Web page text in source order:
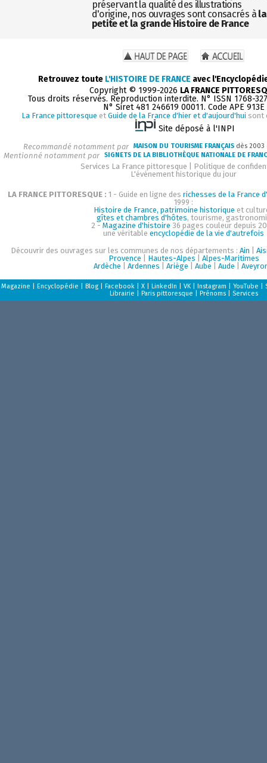
préservant la qualité des illustrations
d'origine, nos ouvrages sont consacrés à la
petite et la grande Histoire de France
Retrouvez toute L'HISTOIRE DE FRANCE avec
Copyright © 1999-2026 LA FRANCE
Tous droits réservés. Reproduction interdite. N° ISSN 1768-
N° Siret 481 246619 00011. Code APE 913E
La France pittoresque et Guide de la France d'hier et d'aujourd'hui sont
Site déposé à l'INPI
Recommandé notamment par MAISON DU TOURISME FRANÇAIS dès
Mentionné notamment par SIGNETS DE LA BIBLIOTHÈQUE NATIONALE DE
Services La France pittoresque
Politique de
L'événement historique du jour
LA FRANCE PITTORESQUE : 1 - Guide en ligne des richesses de la France
1999 :
Histoire de France, patrimoine historique et
gîtes et chambres d'hôtes, tourisme,
2 - Magazine d'histoire 36 pages couleur depuis
une véritable encyclopédie de la vie d'autrefois
Découvrir des ouvrages sur les communes de nos départements : Ain
Provence
Hautes-Alpes
Alpes-Maritimes
Ardèche
Ardennes Ariège Aube Aude
Magazine Encyclopédie Blog| Facebook| X| LinkedIn VK| Instagram YouTube
Librairie
Paris pittoresque Prénoms| Services